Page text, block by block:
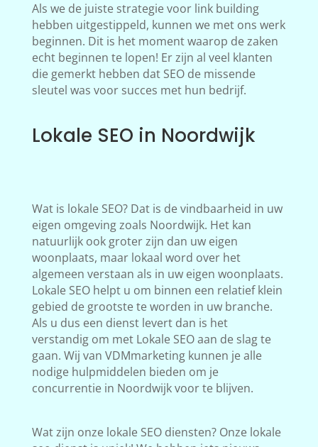
Als we de juiste strategie voor link building
hebben uitgestippeld, kunnen we met ons werk
beginnen. Dit is het moment waarop de zaken
echt beginnen te lopen! Er zijn al veel klanten
die gemerkt hebben dat SEO de missende
sleutel was voor succes met hun bedrijf.
Lokale SEO in Noordwijk
Wat is lokale SEO? Dat is de vindbaarheid in uw
eigen omgeving zoals Noordwijk. Het kan
natuurlijk ook groter zijn dan uw eigen
woonplaats, maar lokaal word over het
algemeen verstaan als in uw eigen woonplaats.
Lokale SEO helpt u om binnen een relatief klein
gebied de grootste te worden in uw branche.
Als u dus een dienst levert dan is het
verstandig om met Lokale SEO aan de slag te
gaan. Wij van VDMmarketing kunnen je alle
nodige hulpmiddelen bieden om je
concurrentie in Noordwijk voor te blijven.
Wat zijn onze lokale SEO diensten? Onze lokale